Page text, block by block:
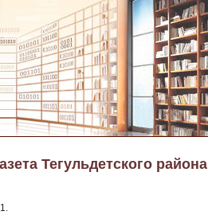
Тегульдетского района